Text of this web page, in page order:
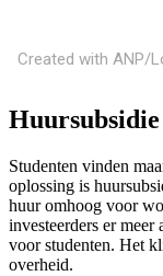
Studenten vinden
oplossing is
huur omhoog voor
investeerders er
voor studenten. Het
overheid.